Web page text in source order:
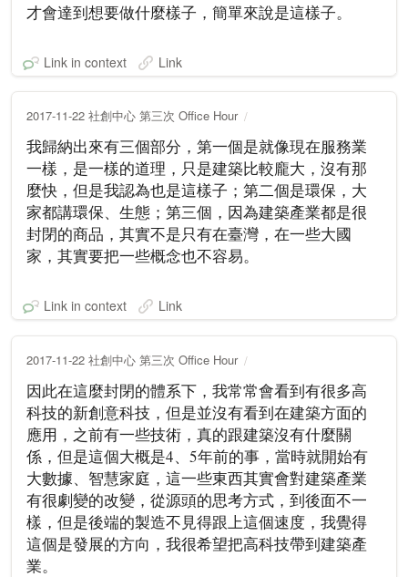
才會達到想要做什麼樣子，簡單來說是這樣子。
Link in context Link
2017-11-22 社創中心 第三次 Office Hour
我歸納出來有三個部分，第一個是就像現在服務業
一樣，是一樣的道理，只是建築比較龐大，沒有那
麼快，但是我認為也是這樣子；第二個是環保，大
家都講環保、生態；第三個，因為建築產業都是很
封閉的商品，其實不是只有在臺灣，在一些大國
家，其實要把一些概念也不容易。
Link in context Link
2017-11-22 社創中心 第三次 Office Hour
因此在這麼封閉的體系下，我常常會看到有很多高
科技的新創意科技，但是並沒有看到在建築方面的
應用，之前有一些技術，真的跟建築沒有什麼關
係，但是這個大概是4、5年前的事，當時就開始有
大數據、智慧家庭，這一些東西其實會對建築產業
有很劇變的改變，從源頭的思考方式，到後面不一
樣，但是後端的製造不見得跟上這個速度，我覺得
這個是發展的方向，我很希望把高科技帶到建築產
業。